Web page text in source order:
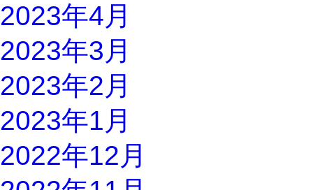
2023年4月
2023年3月
2023年2月
2023年1月
2022年12月